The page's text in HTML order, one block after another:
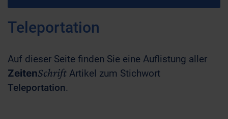
Teleportation
Auf dieser Seite finden Sie eine Auflistung aller
ZeitenSchrift Artikel zum Stichwort
Teleportation.